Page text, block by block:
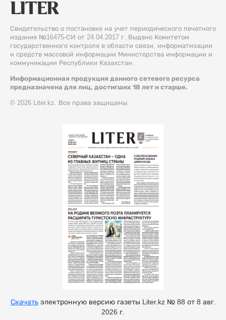
Свидетельство о постановке на учет периодического печатного
издания №16475-СИ от 24.04.2017 г. Выдано Комитетом
государственного контроля в области связи, информатизации
и средств массовой информации Министерства информации и
коммуникации Республики Казахстан.
Информационная продукция данного сетевого ресурса
предназначена для лиц, достигших 18 лет и старше.
© 2026 Liter.kz. Все права защищены.
Скачатьэлектронную версию газеты Liter.kz № 88 от 8 авг.
2026 г.